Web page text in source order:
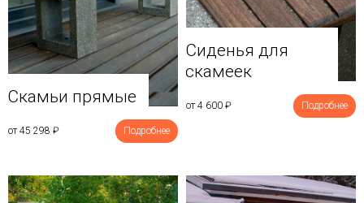
Скамьи прямые
от 45 298 ₽ Подробнее
Сиденья для
скамеек
от 4 600 ₽ Подробнее